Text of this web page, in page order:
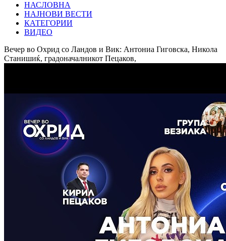
НАСЛОВНА
НАЈНОВИ ВЕСТИ
КАТЕГОРИИ
ВИДЕО
Вечер во Охрид со Ландов и Вик: Антониа Гиговска, Никола
Станишиќ, градоначалникот Пецаков,